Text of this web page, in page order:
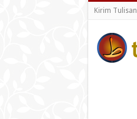
Kirim Tulisan